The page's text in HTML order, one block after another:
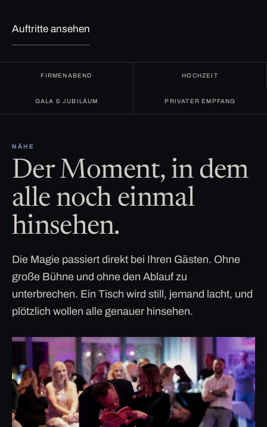
Auftritte ansehen
FIRMENABEND HOCHZEIT
GALA & JUBILÄUM PRIVATER EMPFANG
NÄHE
Der Moment, in dem
alle noch einmal
hinsehen.
Die Magie passiert direkt bei Ihren Gästen. Ohne
große Bühne und ohne den Ablauf zu
unterbrechen. Ein Tisch wird still, jemand lacht, und
plötzlich wollen alle genauer hinsehen.